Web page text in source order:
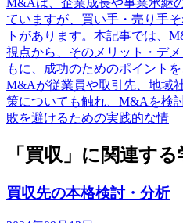
M&Aは、企業成長や事業承継
ていますが、買い手・売り手
トがあります。本記事では、
視点から、そのメリット・デ
もに、成功のためのポイント
M&Aが従業員や取引先、地域
策についても触れ、M&Aを検
敗を避けるための実践的な情
「買収」に関連す
買収先の本格検討・分析